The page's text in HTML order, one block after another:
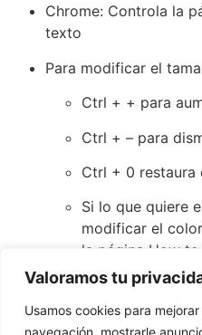
Valoramos tu
Usamos cookies para
navegación, mostrarle
Chrome: Controla la
texto
Para modificar el
Ctrl + + para
Ctrl + – para
Ctrl + 0 restaura
Si lo que quiere
modificar el
la página How to
de la WAI, que
texto o colores?